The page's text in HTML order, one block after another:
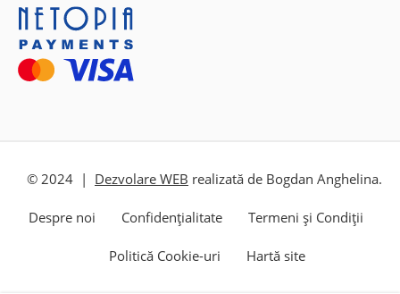
© 2024 | Dezvolare WEB realizată de Bogdan Anghelina.
Despre noi Confidențialitate Termeni și Condiții
Politică Cookie-uri Hartă site